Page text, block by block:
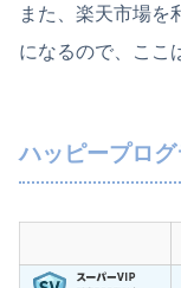
また、楽天市場を
になるので、ここ
ハッピープロ